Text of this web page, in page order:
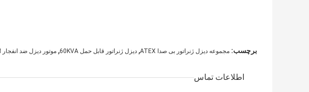
برچسب: مجموعه دیزل ژنراتور بی صدا ATEX , دیزل ژنراتور قابل حمل 60KVA , موتور دیزل ضد انفجار 186CFM
اطلاعات تماس